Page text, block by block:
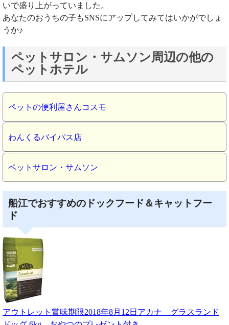
いで盛り上がっていました。
あなたのおうちの子もSNSにアップしてみてはいかがでしょ
うか♪
ペットサロン・サムソン周辺の他の
ペットホテル
ペットの便利屋さんコスモ
わんくるバイパス店
ペットサロン・サムソン
船江でおすすめのドックフード＆キャットフー
ド
アウトレット賞味期限2018年8月12日アカナ グラスランド